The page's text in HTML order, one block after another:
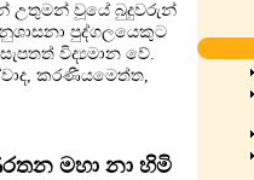
උතුමන් වූයේ බුදුවරුන්
පුද්ගලයෙකුට
විද්‍යමාන වේ.
කරණීයමෙත්ත,
මහා නා හිමි